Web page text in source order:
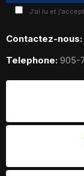
J'ai lu et
Contactez-nous:
Telephone: 905-